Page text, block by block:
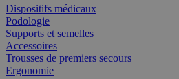
Dispositifs médicaux
Podologie
Supports et semelles
Accessoires
Trousses de premiers secours
Ergonomie